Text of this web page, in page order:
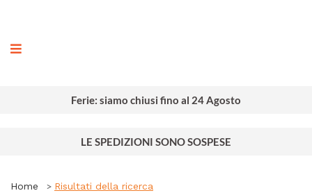
Ferie: siamo chiusi fino al 24 Agosto
LE SPEDIZIONI SONO SOSPESE
Home Risultati della ricerca